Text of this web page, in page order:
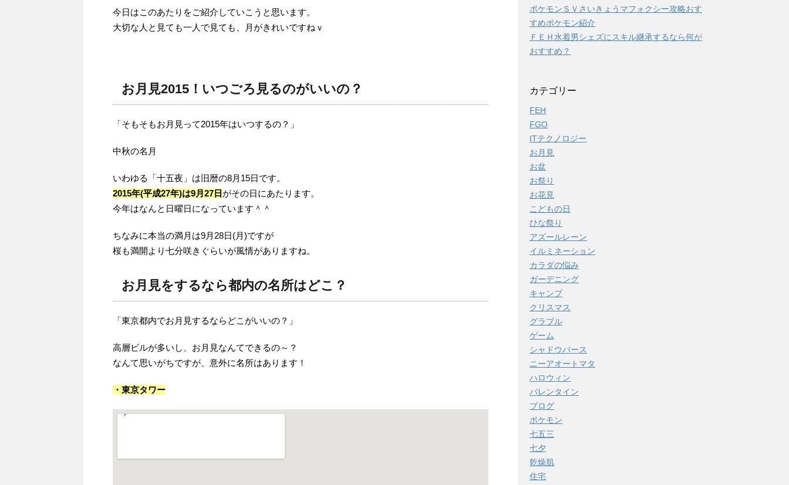
今日はこのあたりをご紹介していこうと思います。
大切な人と見ても一人で見ても、月がきれいですねｖ
お月見2015！いつごろ見るのがいいの？
「そもそもお月見って2015年はいつするの？」
中秋の名月
いわゆる「十五夜」は旧暦の8月15日です。
2015年(平成27年)は9月27日 がその日にあたります。
今年はなんと日曜日になっています＾＾
ちなみに本当の満月は9月28日(月)ですが
桜も満開より七分咲きぐらいが風情がありますね。
お月見をするなら都内の名所はどこ？
「東京都内でお月見するならどこがいいの？」
高層ビルが多いし、お月見なんてできるの～？
なんて思いがちですが、意外に名所はあります！
・東京タワー
ポケモンＳＶさいきょうマフォクシー攻略おす
すめポケモン紹介
ＦＥＨ水着男シェズにスキル継承するなら何が
おすすめ？
カテゴリー
FEH
FGO
ITテクノロジー
お月見
お盆
お祭り
お花見
こどもの日
ひな祭り
アズールレーン
イルミネーション
カラダの悩み
ガーデニング
キャンプ
クリスマス
グラブル
ゲーム
シャドウバース
ニーアオートマタ
ハロウィン
バレンタイン
ブログ
ポケモン
七五三
七夕
乾燥肌
住宅